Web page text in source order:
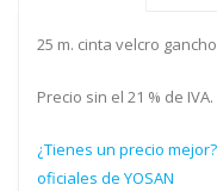
25 m. cinta velcro
Precio sin el 21 % de IVA.
¿Tienes un precio
oficiales de YOSAN